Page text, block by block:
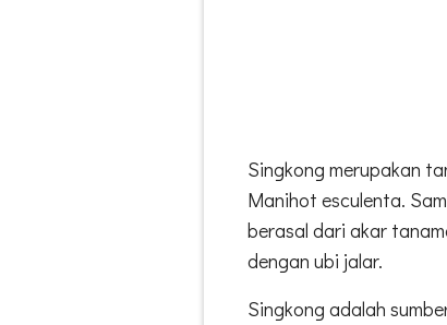
Singkong merupakan
Manihot esculenta.
berasal dari akar
dengan ubi jalar.
Singkong adalah